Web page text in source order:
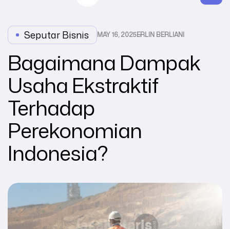
Seputar Bisnis MAY 16, 2025ERLIN BERLIANI
Bagaimana Dampak
Usaha Ekstraktif
Terhadap
Perekonomian
Indonesia?